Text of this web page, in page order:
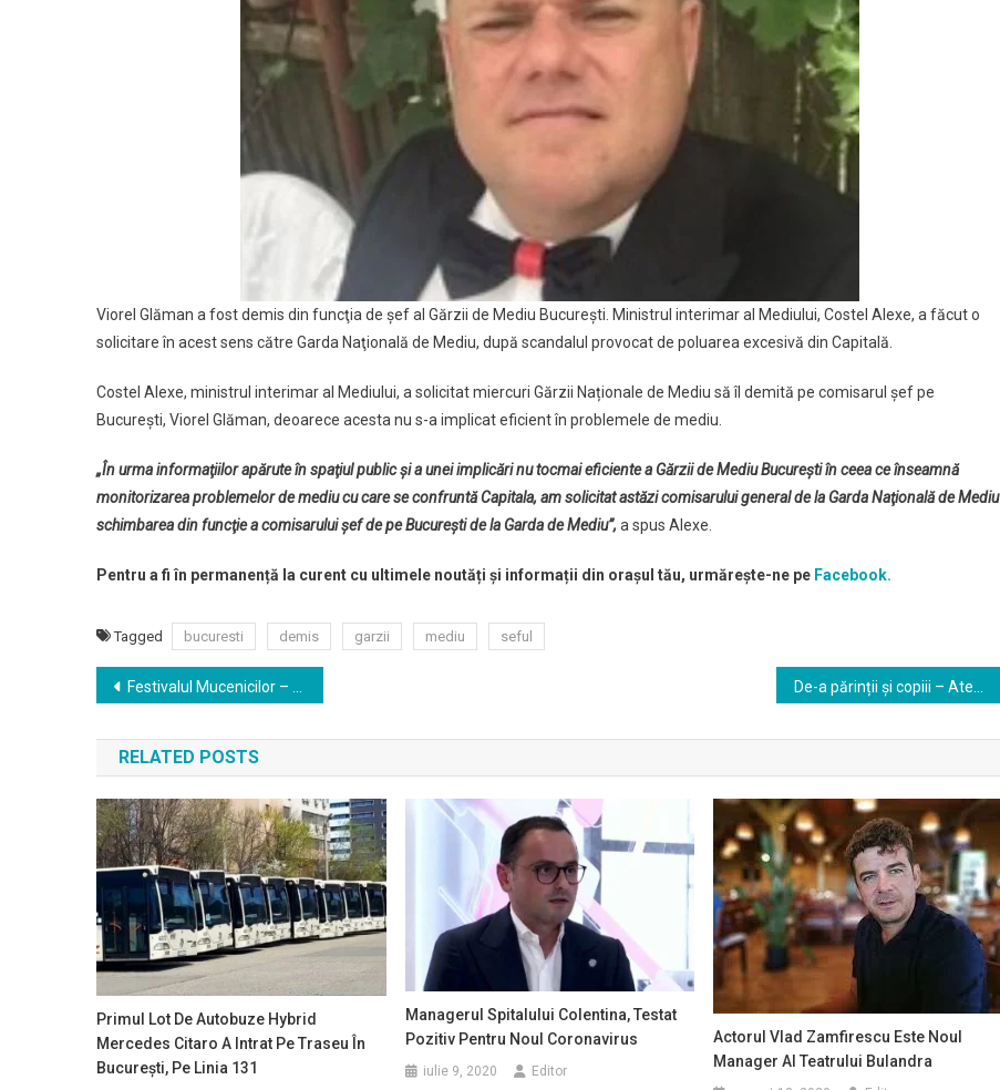
Viorel Glăman a fost demis din funcţia de şef al Gărzii de Mediu Bucureşti. Ministrul interimar al Mediului, Costel Alexe, a făcut o
solicitare în acest sens către Garda Naţională de Mediu, după scandalul provocat de poluarea excesivă din Capitală.
Costel Alexe, ministrul interimar al Mediului, a solicitat miercuri Gărzii Naționale de Mediu să îl demită pe comisarul șef pe
București, Viorel Glăman, deoarece acesta nu s-a implicat eficient în problemele de mediu.
„În urma informaţiilor apărute în spaţiul public şi a unei implicări nu tocmai eficiente a Gărzii de Mediu Bucureşti în ceea ce înseamnă
monitorizarea problemelor de mediu cu care se confruntă Capitala, am solicitat astăzi comisarului general de la Garda Naţională de Mediu
schimbarea din funcţie a comisarului şef de pe Bucureşti de la Garda de Mediu”, a spus Alexe.
Pentru a fi în permanență la curent cu ultimele noutăți și informații din orașul tău, urmărește-ne pe Facebook.
Tagged bucuresti demis garzii mediu seful
Navigare
în
articole
Festivalul Mucenicilor – de joi până luni, în Parcul Naţional din Capitală
RELATED POSTS
Primul Lot De Autobuze Hybrid
Mercedes Citaro A Intrat Pe Traseu În
București, Pe Linia 131
Managerul Spitalului Colentina, Testat
Pozitiv Pentru Noul Coronavirus
iulie 9, 2020 Editor
Actorul Vlad Zamfirescu Este Noul
Manager Al Teatrului Bulandra